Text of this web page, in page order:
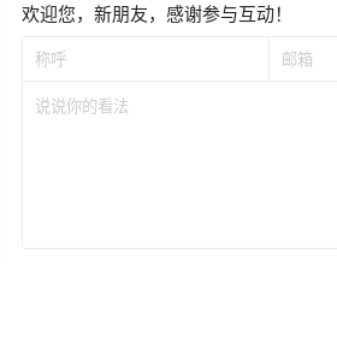
欢迎您，新朋友，感谢参与互动！